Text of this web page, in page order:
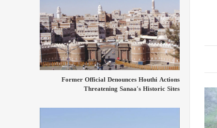
Former Official Denounces Houthi Actions
Threatening Sanaa's Historic Sites